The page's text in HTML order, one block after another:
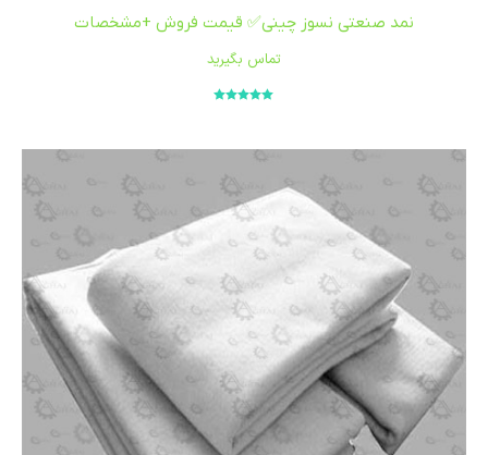
نمد صنعتی نسوز چینی✅ قیمت فروش +مشخصات
تماس بگیرید